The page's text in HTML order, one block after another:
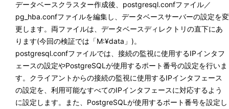
データベースクラスター作成後、postgresql.confファイル／
pg_hba.confファイルを編集し、データベースサーバーの設定を変
更します。両ファイルは、データベースディレクトリの直下にあ
ります(今回の検証では「M:¥data」)。
postgresql.confファイルでは、接続の監視に使用するIPインタフ
ェースの設定やPostgreSQLが使用するポート番号の設定を行いま
す。クライアントからの接続の監視に使用するIPインタフェース
の設定を、利用可能なすべてのIPインタフェースに対応するよう
に設定します。また、PostgreSQLが使用するポート番号を設定し